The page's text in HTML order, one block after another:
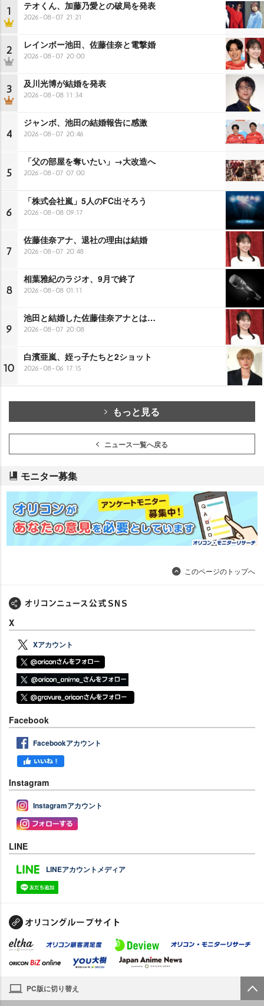
1 テオくん、加藤乃愛との破局を発表
2026-08-07 21:21
2 レインボー池田、佐藤佳奈と電撃婚
2026-08-07 20:00
3 及川光博が結婚を発表
2026-08-08 11:34
4
ジャンボ、池田の結婚報告に感激
2026-08-07 20:46
5
「父の部屋を奪いたい」→大改造へ
2026-08-07 07:00
6
「株式会社嵐」5人のFC出そろう
2026-08-08 09:17
7
佐藤佳奈アナ、退社の理由は結婚
2026-08-07 20:48
8
相葉雅紀のラジオ、9月で終了
2026-08-08 01:11
9
池田と結婚した佐藤佳奈アナとは…
2026-08-07 20:08
10
白濱亜嵐、姪っ子たちと2ショット
2026-08-06 17:15
もっと見る
ニュース一覧へ戻る
モニター募集
このページのトップへ
X
Xアカウント
Facebook
Facebookアカウント
Instagram
Instagramアカウント
LINE
LINEアカウントメディア
PC版に切り替え